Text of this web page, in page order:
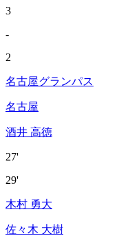
3
-
2
名古屋グランパス
名古屋
酒井 高徳
27'
29'
木村 勇大
佐々木 大樹